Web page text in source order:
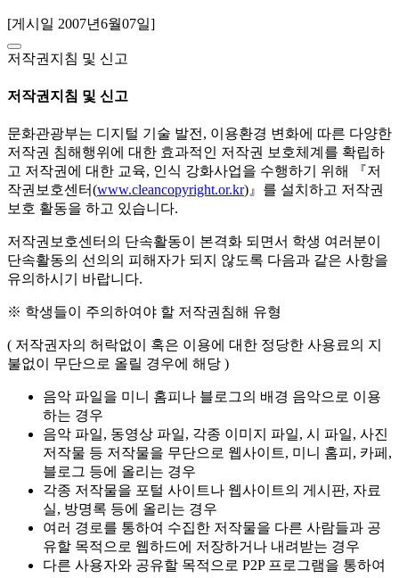
[게시일 2007년6월07일]
저작권지침 및 신고
저작권지침 및 신고
문화관광부는 디지털 기술 발전, 이용환경 변화에 따른 다양한
저작권 침해행위에 대한 효과적인 저작권 보호체계를 확립하
고 저작권에 대한 교육, 인식 강화사업을 수행하기 위해 『저
작권보호센터(www.cleancopyright.or.kr)』를 설치하고 저작권
보호 활동을 하고 있습니다.
저작권보호센터의 단속활동이 본격화 되면서 학생 여러분이
단속활동의 선의의 피해자가 되지 않도록 다음과 같은 사항을
유의하시기 바랍니다.
※ 학생들이 주의하여야 할 저작권침해 유형
( 저작권자의 허락없이 혹은 이용에 대한 정당한 사용료의 지
불없이 무단으로 올릴 경우에 해당 )
음악 파일을 미니 홈피나 블로그의 배경 음악으로 이용
하는 경우
음악 파일, 동영상 파일, 각종 이미지 파일, 시 파일, 사진
저작물 등 저작물을 무단으로 웹사이트, 미니 홈피, 카페,
블로그 등에 올리는 경우
각종 저작물을 포털 사이트나 웹사이트의 게시판, 자료
실, 방명록 등에 올리는 경우
여러 경로를 통하여 수집한 저작물을 다른 사람들과 공
유할 목적으로 웹하드에 저장하거나 내려받는 경우
다른 사용자와 공유할 목적으로 P2P 프로그램을 통하여